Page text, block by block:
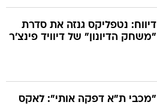
דיווח: נטפליקס גנזה את סדרת
"משחק הדיונון" של דיוויד פינצ'ר
"מכבי ת"א דפקה אותי": לאקס